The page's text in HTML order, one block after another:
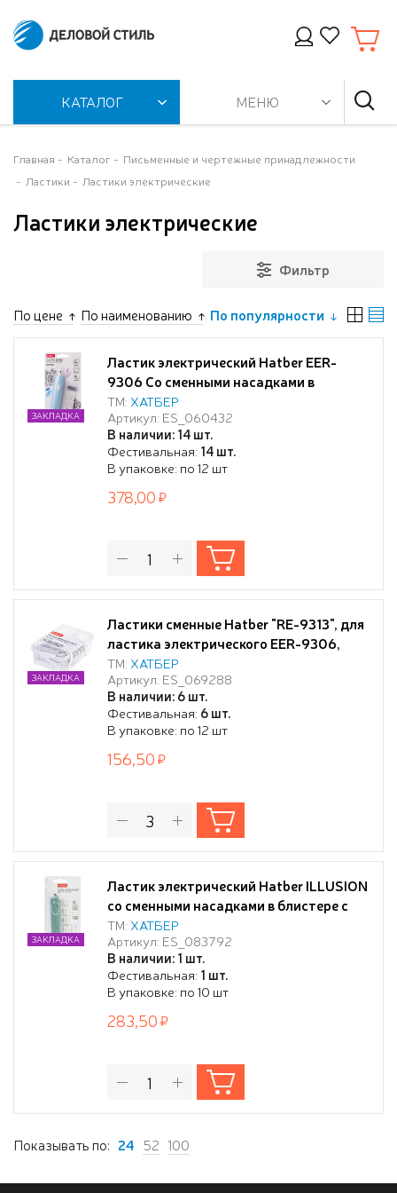
КАТАЛОГ МЕНЮ
Главная Каталог
Письменные и чертежные принадлежности
Ластики
Ластики электрические
Ластики электрические
Фильтр
По цене По наименованию По популярности
Ластик электрический Hatber EER-
9306 Со сменными насадками в
блистере с европодвесом
ТМ: ХАТБЕР
Артикул: ES_060432
В наличии: 14 шт.
Фестивальная: 14 шт.
В упаковке: по 12 шт
ЗАКЛАДКА
378,00
Ластики сменные Hatber "RE-9313", для
ластика электрического EER-9306,
термопластичная резина
ТМ: ХАТБЕР
Артикул: ES_069288
В наличии: 6 шт.
Фестивальная: 6 шт.
В упаковке: по 12 шт
ЗАКЛАДКА
156,50
Ластик электрический Hatber ILLUSION
со сменными насадками в блистере с
европодвесом
ТМ: ХАТБЕР
Артикул: ES_083792
В наличии: 1 шт.
Фестивальная: 1 шт.
В упаковке: по 10 шт
ЗАКЛАДКА
283,50
Показывать по: 24 52 100